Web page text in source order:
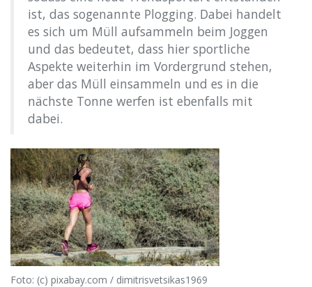
ist, das sogenannte Plogging. Dabei handelt
es sich um Müll aufsammeln beim Joggen
und das bedeutet, dass hier sportliche
Aspekte weiterhin im Vordergrund stehen,
aber das Müll einsammeln und es in die
nächste Tonne werfen ist ebenfalls mit
dabei.
Foto: (c) pixabay.com / dimitrisvetsikas1969